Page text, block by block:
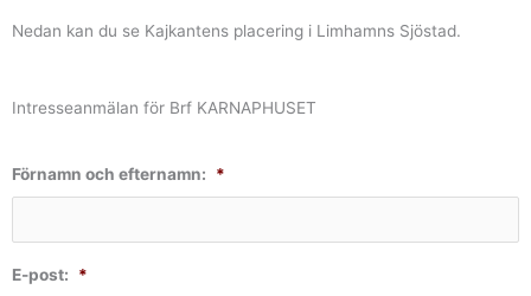
Nedan kan du se Kajkantens placering i Limhamns Sjöstad.
Intresseanmälan för Brf KARNAPHUSET
Förnamn och efternamn: *
E-post: *